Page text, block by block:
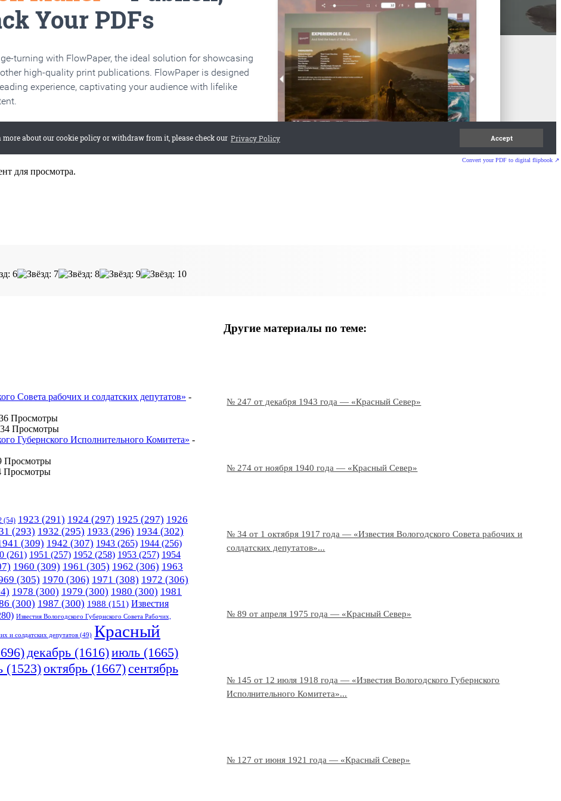
Convert your PDF to digital flipbook ↗
для просмотра.
Другие материалы по теме:
№ 247 от декабря 1943 года — «Красный Север»
№ 274 от ноября 1940 года — «Красный Север»
№ 34 от 1 октября 1917 года — «Известия Вологодского Совета рабочих и
солдатских депутатов»...
№ 89 от апреля 1975 года — «Красный Север»
№ 145 от 12 июля 1918 года — «Известия Вологодского Губернского
Исполнительного Комитета»...
№ 127 от июня 1921 года — «Красный Север»
Совета рабочих и солдатских депутатов» -
Просмотры
Просмотры
Губернского Исполнительного Комитета» -
Просмотры
Просмотры
(54) 1923 (291) 1924 (297) 1925 (297) 1926
(293) 1932 (295) 1933 (296) 1934 (302)
(309) 1942 (307) 1943 (265) 1944 (256)
(261) 1951 (257) 1952 (258) 1953 (257) 1954
1960 (309) 1961 (305) 1962 (306) 1963
(305) 1970 (306) 1971 (308) 1972 (306)
1978 (300) 1979 (300) 1980 (300) 1981
(300) 1987 (300) 1988 (151) Известия
Известия Вологодского Губернского Совета Рабочих,
и солдатских депутатов (49) Красный
декабрь (1616)июль (1665)
(1523)октябрь (1667)сентябрь